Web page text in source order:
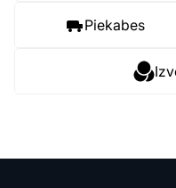
Piekabes